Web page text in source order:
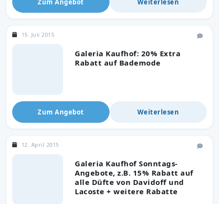
Zum Angebot Weiterlesen
Galeria Kaufhof: 20% Extra
Rabatt auf Bademode
15. Juli 2015
Zum Angebot Weiterlesen
Galeria Kaufhof Sonntags-
Angebote, z.B. 15% Rabatt auf
alle Düfte von Davidoff und
Lacoste + weitere Rabatte
12. April 2015